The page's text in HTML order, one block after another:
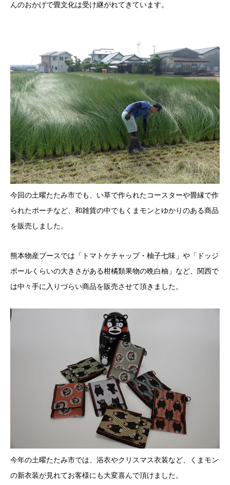
んのおかげで畳文化は受け継がれてきています。
今回の土曜たたみ市でも、い草で作られたコースターや畳縁で作
られたポーチなど、和雑貨の中でもくまモンとゆかりのある商品
を販売しました。
熊本物産ブースでは「トマトケチャップ・柚子七味」や「ドッジ
ボールくらいの大きさがある柑橘類果物の晩白柚」など、関西で
は中々手に入りづらい商品を販売させて頂きました。
今年の土曜たたみ市では、浴衣やクリスマス衣装など、くまモン
の新衣装が見れてお客様にも大変喜んで頂けました。